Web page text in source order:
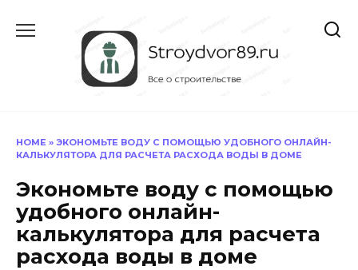
содержанию
HOME » ЭКОНОМЬТЕ ВОДУ С ПОМОЩЬЮ УДОБНОГО ОНЛАЙН-
КАЛЬКУЛЯТОРА ДЛЯ РАСЧЕТА РАСХОДА ВОДЫ В ДОМЕ
Экономьте воду с помощью
удобного онлайн-
калькулятора для расчета
расхода воды в доме